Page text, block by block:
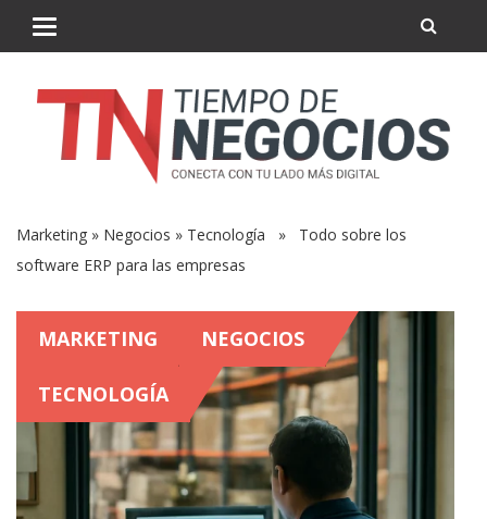
Marketing » Negocios » Tecnología » Todo sobre los
software ERP para las empresas
MARKETING NEGOCIOS
TECNOLOGÍA